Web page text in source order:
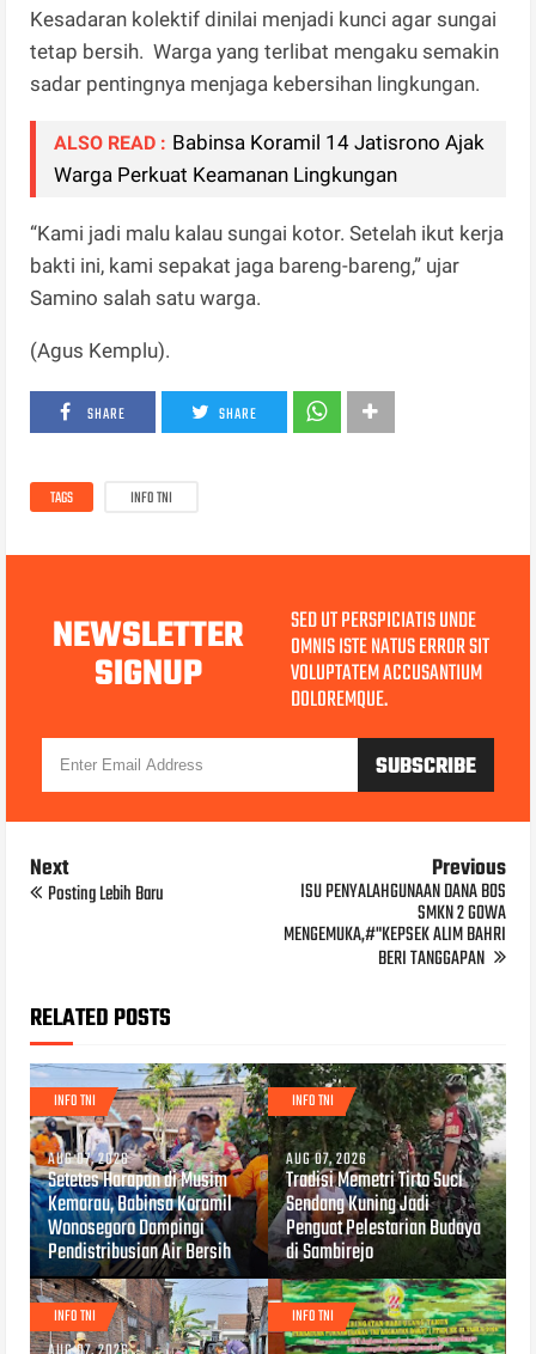
Kesadaran kolektif dinilai menjadi kunci agar sungai
tetap bersih. Warga yang terlibat mengaku semakin
sadar pentingnya menjaga kebersihan lingkungan.
ALSO READ : Babinsa Koramil 14 Jatisrono Ajak
Warga Perkuat Keamanan Lingkungan
“Kami jadi malu kalau sungai kotor. Setelah ikut kerja
bakti ini, kami sepakat jaga bareng-bareng,” ujar
Samino salah satu warga.
(Agus Kemplu).
SHARE SHARE
TAGS INFO TNI
NEWSLETTER
SIGNUP
SED UT PERSPICIATIS UNDE
OMNIS ISTE NATUS ERROR SIT
VOLUPTATEM ACCUSANTIUM
DOLOREMQUE.
Next
Posting Lebih Baru
Previous
ISU PENYALAHGUNAAN DANA BOS
SMKN 2 GOWA
MENGEMUKA,#"KEPSEK ALIM BAHRI
BERI TANGGAPAN
RELATED POSTS
INFO TNI
AUG 07, 2026
Setetes Harapan di Musim
Kemarau, Babinsa Koramil
Wonosegoro Dampingi
Pendistribusian Air Bersih
INFO TNI
AUG 07, 2026
Tradisi Memetri Tirto Suci
Sendang Kuning Jadi
Penguat Pelestarian Budaya
di Sambirejo
INFO TNI INFO TNI